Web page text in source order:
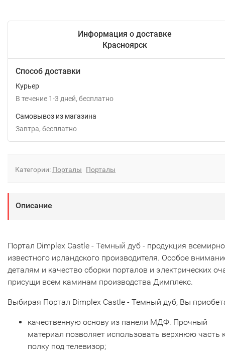
Информация о доставке
Красноярск
Способ доставки
Курьер
В течение 1-3 дней Бесплатно
Самовывоз из магазина
Завтра
Бесплатно
Категории: Порталы Порталы
Описание
Портал Dimplex Castle - Темный дуб - продукция всемирно
известного ирландского производителя. Особое
деталям и качество сборки порталов и электрических
присущи всем каминам производства Димплекс.
Выбирая Портал Dimplex Castle - Темный дуб, Вы
качественную основу из панели МДФ. Прочный
материал позволяет использовать верхнюю часть
полку под телевизор;